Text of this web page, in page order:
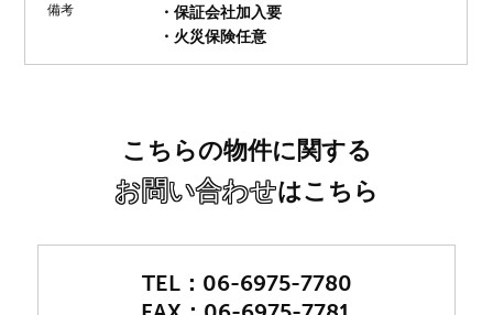
備考
・保証会社加入要
・火災保険任意
こちらの物件に関する
お問い合わせはこちら
06-6975-7780